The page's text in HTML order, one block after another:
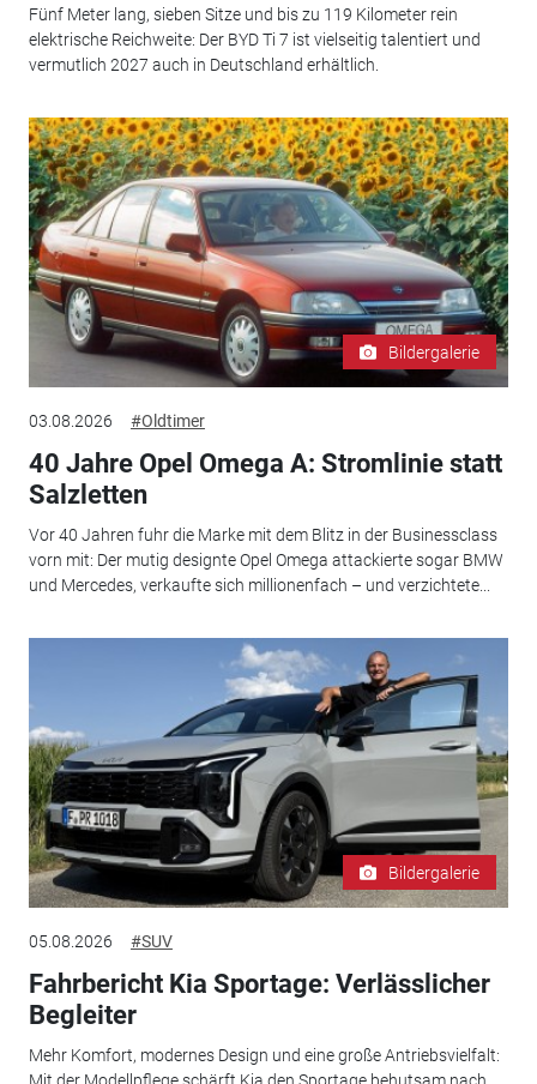
Fünf Meter lang, sieben Sitze und bis zu 119 Kilometer rein
elektrische Reichweite: Der BYD Ti 7 ist vielseitig talentiert und
vermutlich 2027 auch in Deutschland erhältlich.
Bildergalerie
03.08.2026 #Oldtimer
40 Jahre Opel Omega A: Stromlinie statt
Salzletten
Vor 40 Jahren fuhr die Marke mit dem Blitz in der Businessclass
vorn mit: Der mutig designte Opel Omega attackierte sogar BMW
und Mercedes, verkaufte sich millionenfach – und verzichtete...
Bildergalerie
05.08.2026 #SUV
Fahrbericht Kia Sportage: Verlässlicher
Begleiter
Mehr Komfort, modernes Design und eine große Antriebsvielfalt: